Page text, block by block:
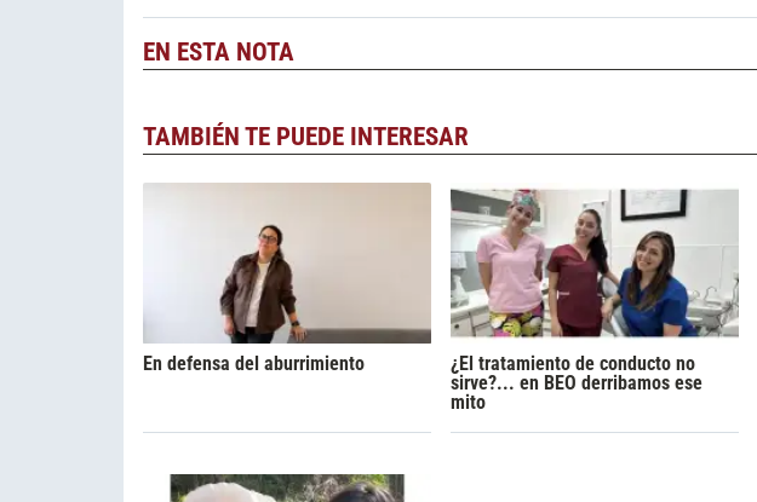
EN ESTA NOTA
TAMBIÉN TE PUEDE INTERESAR
En defensa del aburrimiento
¿El tratamiento de conducto no
sirve?... en BEO derribamos ese
mito